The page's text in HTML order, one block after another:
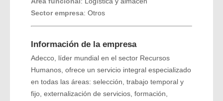
Sector empresa: Otros
Información de la empresa
Adecco, líder mundial en el sector Recursos
Humanos, ofrece un servicio integral especializado
en todas las áreas: selección, trabajo temporal y
fijo, externalización de servicios, formación,